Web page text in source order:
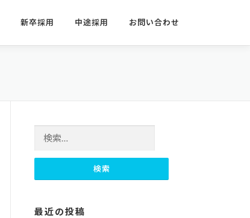
新卒採用 中途採用 お問い合わせ
検索:
最近の投稿